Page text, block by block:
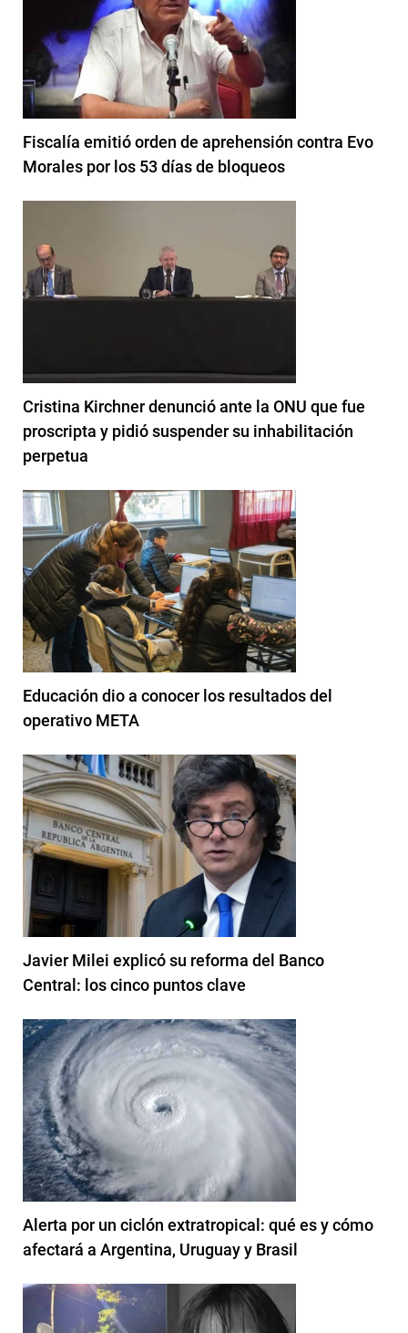
Fiscalía emitió orden de aprehensión contra Evo
Morales por los 53 días de bloqueos
Cristina Kirchner denunció ante la ONU que fue
proscripta y pidió suspender su inhabilitación
perpetua
Educación dio a conocer los resultados del
operativo META
Javier Milei explicó su reforma del Banco
Central: los cinco puntos clave
Alerta por un ciclón extratropical: qué es y cómo
afectará a Argentina, Uruguay y Brasil